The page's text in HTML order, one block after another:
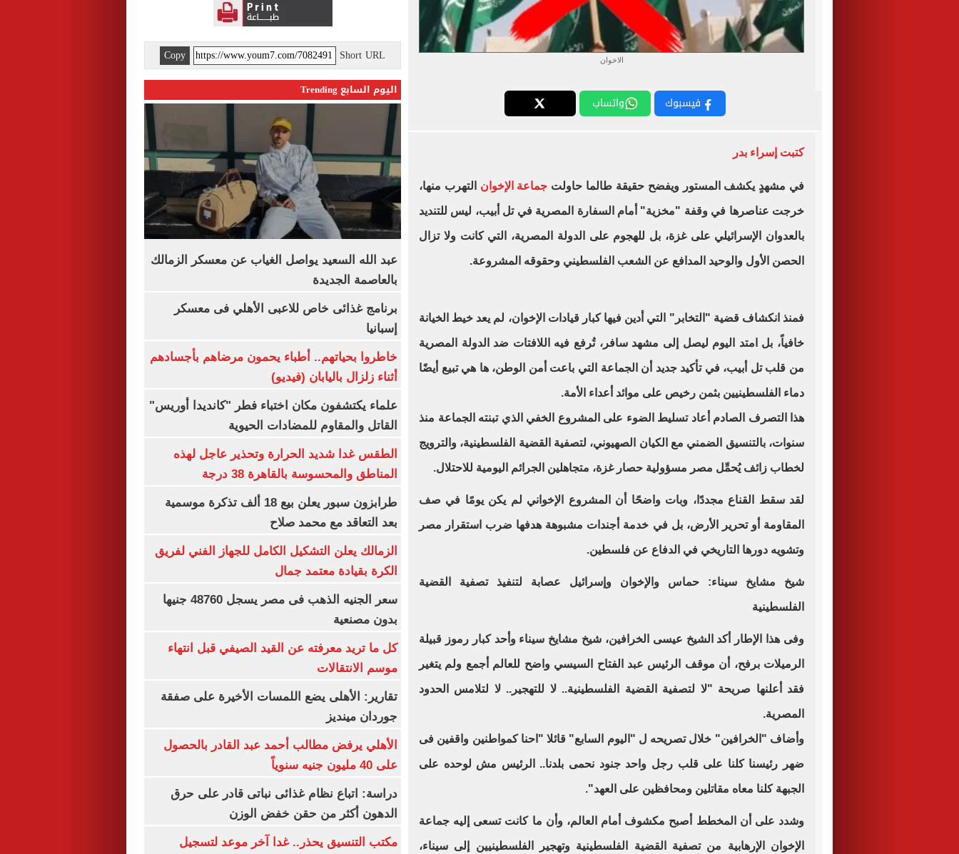
الاخوان
فيسبوك واتساب
كتبت إسراء بدر
في مشهدٍ يكشف المستور ويفضح حقيقة طالما حاولت جماعة الإخوان التهرب منها،
خرجت عناصرها في وقفة "مخزية" أمام السفارة المصرية في تل أبيب، ليس للتنديد
بالعدوان الإسرائيلي على غزة، بل للهجوم على الدولة المصرية، التي كانت ولا تزال
الحصن الأول والوحيد المدافع عن الشعب الفلسطيني وحقوقه المشروعة.
فمنذ انكشاف قضية "التخابر" التي أدين فيها كبار قيادات الإخوان، لم يعد خيط الخيانة
خافياً، بل امتد اليوم ليصل إلى مشهد سافر، تُرفع فيه اللافتات ضد الدولة المصرية
من قلب تل أبيب، في تأكيد جديد أن الجماعة التي باعت أمن الوطن، ها هي تبيع أيضًا
دماء الفلسطينيين بثمن رخيص على موائد أعداء الأمة.
هذا التصرف الصادم أعاد تسليط الضوء على المشروع الخفي الذي تبنته الجماعة منذ
سنوات، بالتنسيق الضمني مع الكيان الصهيوني، لتصفية القضية الفلسطينية، والترويج
لخطاب زائف يُحمِّل مصر مسؤولية حصار غزة، متجاهلين الجرائم اليومية للاحتلال.
لقد سقط القناع مجددًا، وبات واضحًا أن المشروع الإخواني لم يكن يومًا في صف
المقاومة أو تحرير الأرض، بل في خدمة أجندات مشبوهة هدفها ضرب استقرار مصر
وتشويه دورها التاريخي في الدفاع عن فلسطين.
شيخ مشايخ سيناء: حماس والإخوان وإسرائيل عصابة لتنفيذ تصفية القضية
الفلسطينية
وفى هذا الإطار أكد الشيخ عيسى الخرافين، شيخ مشايخ سيناء وأحد كبار رموز قبيلة
الرميلات برفح، أن موقف الرئيس عبد الفتاح السيسي واضح للعالم أجمع ولم يتغير
فقد أعلنها صريحة "لا لتصفية القضية الفلسطينية.. لا للتهجير.. لا لتلامس الحدود
المصرية.
وأضاف "الخرافين" خلال تصريحه ل "اليوم السابع" قائلا "احنا كمواطنين واقفين فى
ضهر رئيسنا كلنا على قلب رجل واحد جنود نحمى بلدنا.. الرئيس مش لوحده على
الجبهة كلنا معاه مقاتلين ومحافظين على العهد".
وشدد على أن المخطط أصبح مكشوف أمام العالم، وأن ما كانت تسعى إليه جماعة
الإخوان الإرهابية من تصفية القضية الفلسطينية وتهجير الفلسطينيين إلى سيناء،
Short URL
Copy
اليوم السابع Trending
عبد الله السعيد يواصل الغياب عن معسكر الزمالك
بالعاصمة الجديدة
برنامج غذائى خاص للاعبى الأهلي فى معسكر
إسبانيا
خاطروا بحياتهم.. أطباء يحمون مرضاهم بأجسادهم
أثناء زلزال باليابان (فيديو)
علماء يكتشفون مكان اختباء فطر "كانديدا أوريس"
القاتل والمقاوم للمضادات الحيوية
الطقس غدا شديد الحرارة وتحذير عاجل لهذه
المناطق والمحسوسة بالقاهرة 38 درجة
طرابزون سبور يعلن بيع 18 ألف تذكرة موسمية
بعد التعاقد مع محمد صلاح
الزمالك يعلن التشكيل الكامل للجهاز الفني لفريق
الكرة بقيادة معتمد جمال
سعر الجنيه الذهب فى مصر يسجل 48760 جنيها
بدون مصنعية
كل ما تريد معرفته عن القيد الصيفي قبل انتهاء
موسم الانتقالات
تقارير: الأهلى يضع اللمسات الأخيرة على صفقة
جوردان مينديز
الأهلي يرفض مطالب أحمد عبد القادر بالحصول
على 40 مليون جنيه سنوياً
دراسة: اتباع نظام غذائى نباتى قادر على حرق
الدهون أكثر من حقن خفض الوزن
مكتب التنسيق يحذر.. غدا آخر موعد لتسجيل